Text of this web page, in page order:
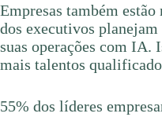
Empresas também estão
dos executivos
suas operações com IA.
mais talentos
55% dos líderes